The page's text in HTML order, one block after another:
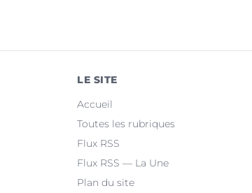
Clermont-l'HéraultLE SITE
Accueil
Toutes les rubriques
Flux RSS
Flux RSS — La Une
Plan du site